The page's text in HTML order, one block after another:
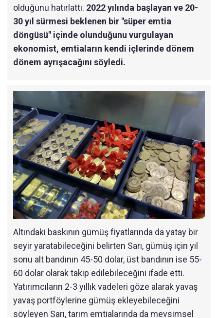
olduğunu hatırlattı. 2022 yılında başlayan ve 20-
30 yıl sürmesi beklenen bir "süper emtia
döngüsü" içinde olunduğunu vurgulayan
ekonomist, emtiaların kendi içlerinde dönem
dönem ayrışacağını söyledi.
Altındaki baskının gümüş fiyatlarında da yatay bir
seyir yaratabileceğini belirten Sarı, gümüş için yıl
sonu alt bandının 45-50 dolar, üst bandının ise 55-
60 dolar olarak takip edilebileceğini ifade etti.
Yatırımcıların 2-3 yıllık vadeleri göze alarak yavaş
yavaş portföylerine gümüş ekleyebileceğini
söyleyen Sarı, tarım emtialarında da mevsimsel